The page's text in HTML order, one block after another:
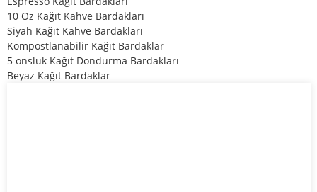
10 Oz Kağıt Kahve Bardakları
Siyah Kağıt Kahve Bardakları
Kompostlanabilir Kağıt Bardaklar
5 onsluk Kağıt Dondurma Bardakları
Beyaz Kağıt Bardaklar